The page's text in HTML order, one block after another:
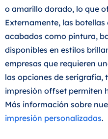
o amarillo dorado, lo que
Externamente, las
acabados como pintura,
disponibles en estilos
empresas que requieren
las opciones de serigrafía,
impresión offset permiten
Más información sobre
impresión personalizadas.